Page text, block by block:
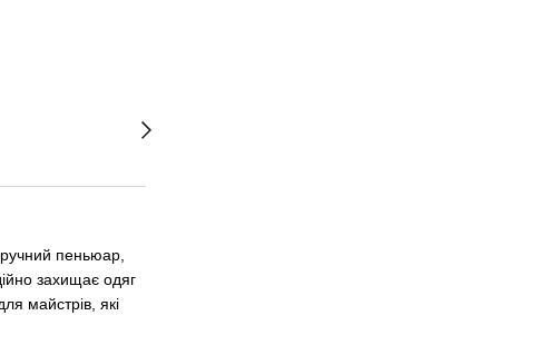
пеньюар,
захищає одяг
майстрів, які